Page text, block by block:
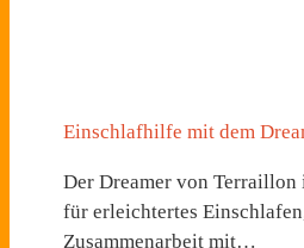
Einschlafhilfe mit dem
Der Dreamer von
für erleichtertes
Zusammenarbeit mit…